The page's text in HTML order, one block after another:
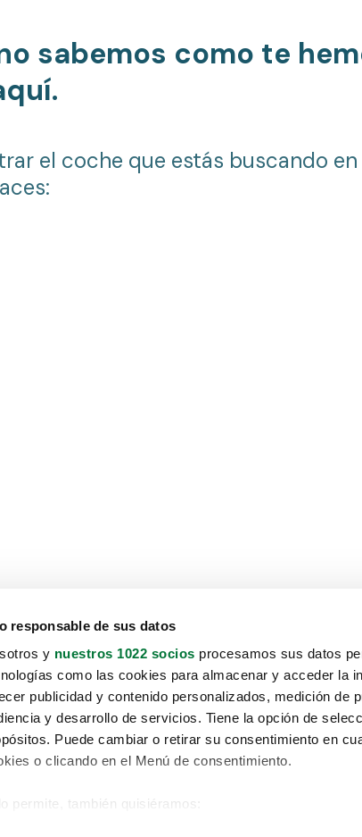
responsable de sus datos
y nuestros 1022 socios procesamos sus datos
como las cookies para almacenar y acceder la
publicidad y contenido personalizados, medición de
y desarrollo de servicios. Tiene la opción de
Puede cambiar o retirar su consentimiento en
o clicando en el Menú de consentimiento.
permite, también quisiéramos:
sabemos como te
el coche que estás buscando en